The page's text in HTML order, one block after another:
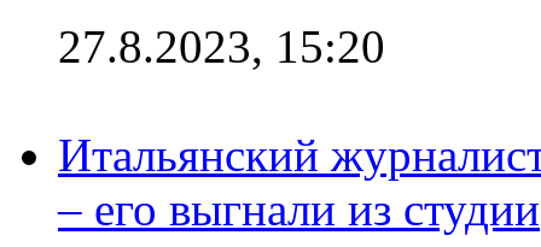
27.8.2023, 15:20
Итальянский
– его выгнали из студии